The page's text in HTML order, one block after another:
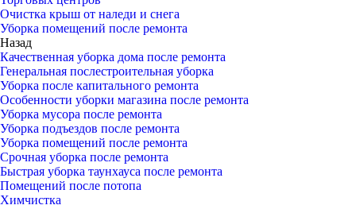
Очистка крыш от наледи и снега
Уборка помещений после ремонта
Назад
Качественная уборка дома после ремонта
Генеральная послестроительная уборка
Уборка после капитального ремонта
Особенности уборки магазина после ремонта
Уборка мусора после ремонта
Уборка подъездов после ремонта
Уборка помещений после ремонта
Срочная уборка после ремонта
Быстрая уборка таунхауса после ремонта
Помещений после потопа
Химчистка